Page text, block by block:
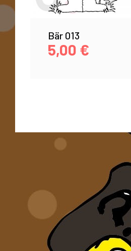
Bär 013
5,00 €